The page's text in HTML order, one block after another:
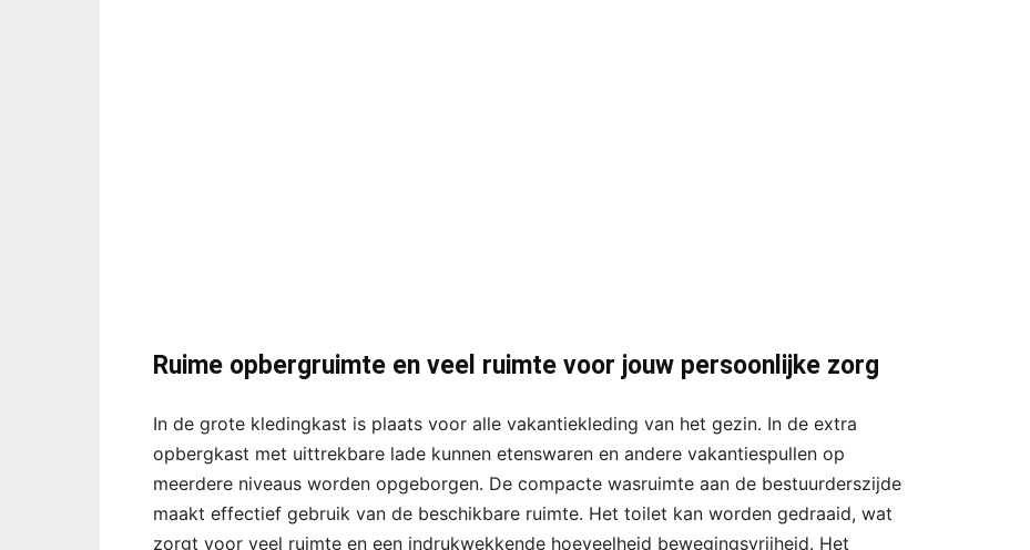
Ruime opbergruimte en veel ruimte voor jouw persoonlijke zorg
In de grote kledingkast is plaats voor alle vakantiekleding van het gezin. In de extra
opbergkast met uittrekbare lade kunnen etenswaren en andere vakantiespullen op
meerdere niveaus worden opgeborgen. De compacte wasruimte aan de bestuurderszijde
maakt effectief gebruik van de beschikbare ruimte. Het toilet kan worden gedraaid, wat
zorgt voor veel ruimte en een indrukwekkende hoeveelheid bewegingsvrijheid. Het